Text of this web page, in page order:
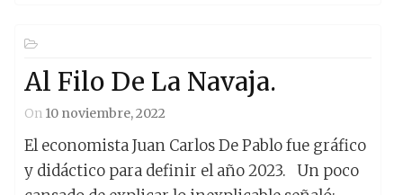
Al Filo De La Navaja.
On 10 noviembre, 2022
El economista Juan Carlos De Pablo fue gráfico
y didáctico para definir el año 2023. Un poco